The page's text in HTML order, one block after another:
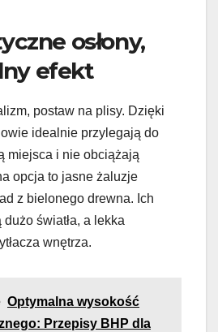
osłony,
efekt
postaw na plisy. Dzięki
idealnie przylegają do
miejsca i nie obciążają
opcja to jasne żaluzje
z bielonego drewna. Ich
światła, a lekka
wnętrza.
Optymalna wysokość
Przepisy BHP dla